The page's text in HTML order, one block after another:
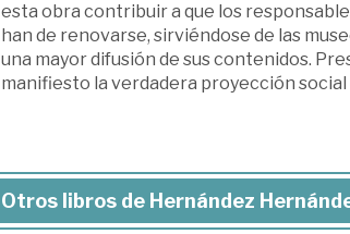
esta obra contribuir a que los
han de renovarse, sirviéndose de las
una mayor difusión de sus contenidos.
manifiesto la verdadera proyección
Otros libros de Hernández